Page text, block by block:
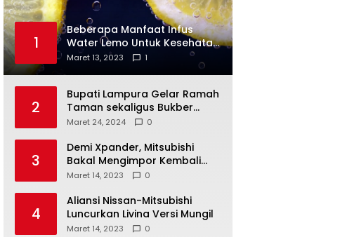
1
Beberapa Manfaat Infus
Water Lemo Untuk Kesehatan
Anda
Maret 13, 2023 1
2
Bupati Lampura Gelar Ramah
Taman sekaligus Bukber
dengan Forkopimda
Maret 24, 2024 0
3
Demi Xpander, Mitsubishi
Bakal Mengimpor Kembali
Pajero Sport
Maret 14, 2023 0
4
Aliansi Nissan-Mitsubishi
Luncurkan Livina Versi Mungil
Maret 14, 2023 0